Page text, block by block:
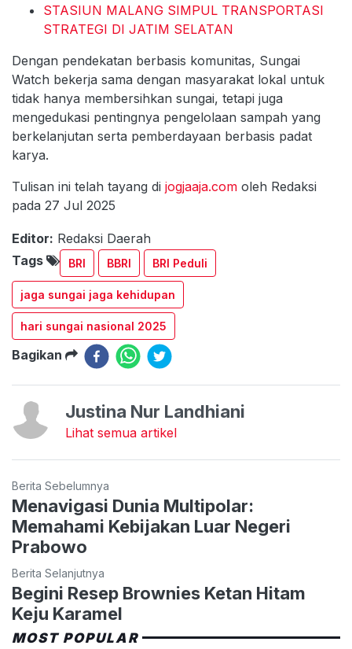
STASIUN MALANG SIMPUL TRANSPORTASI
STRATEGI DI JATIM SELATAN
Dengan pendekatan berbasis komunitas, Sungai
Watch bekerja sama dengan masyarakat lokal untuk
tidak hanya membersihkan sungai, tetapi juga
mengedukasi pentingnya pengelolaan sampah yang
berkelanjutan serta pemberdayaan berbasis padat
karya.
Tulisan ini telah tayang di jogjaaja.com oleh Redaksi
pada 27 Jul 2025
Editor: Redaksi Daerah
Tags
BRI BBRI BRI Peduli
jaga sungai jaga kehidupan
hari sungai nasional 2025
Bagikan
Justina Nur Landhiani
Lihat semua artikel
Berita Sebelumnya
Menavigasi Dunia Multipolar:
Memahami Kebijakan Luar Negeri
Prabowo
Berita Selanjutnya
Begini Resep Brownies Ketan Hitam
Keju Karamel
MOST POPULAR